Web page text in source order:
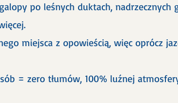
po leśnych duktach, nadrzecznych
miejsca z opowieścią, więc oprócz
= zero tłumów, 100% luźnej